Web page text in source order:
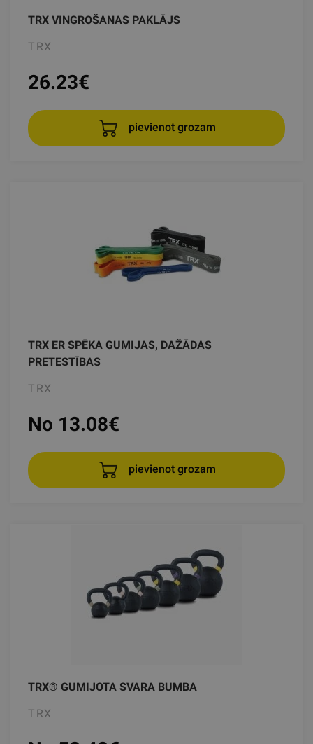
TRX VINGROŠANAS PAKLĀJS
TRX
26.23€
pievienot grozam
TRX ER SPĒKA GUMIJAS, DAŽĀDAS
PRETESTĪBAS
TRX
No 13.08€
pievienot grozam
TRX® GUMIJOTA SVARA BUMBA
TRX